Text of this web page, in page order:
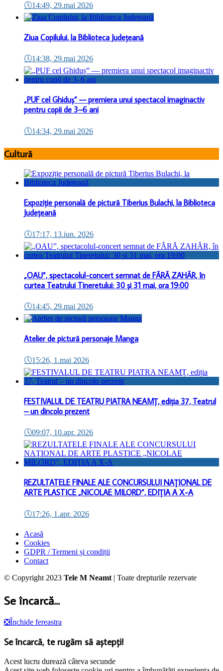
🕔14:49, 29.mai 2026
Ziua Copilului, la Biblioteca Județeană
🕔14:38, 29.mai 2026
„PUF cel Ghiduș” — premiera unui spectacol imaginactiv
pentru copii de 3–6 ani
🕔14:34, 29.mai 2026
Cultură
Expoziție personală de pictură Tiberius Bulachi, la Biblioteca
Județeană
🕔17:17, 13.iun. 2026
„OAU”, spectacolul-concert semnat de FĂRĂ ZAHĂR, în
curtea Teatrului Tineretului: 30 și 31 mai, ora 19:00
🕔14:45, 29.mai 2026
Atelier de pictură personaje Manga
🕔15:26, 1.mai 2026
FESTIVALUL DE TEATRU PIATRA NEAMȚ, ediția 37, Teatrul
– un dincolo prezent
🕔09:07, 10.apr. 2026
REZULTATELE FINALE ALE CONCURSULUI NAŢIONAL DE
ARTE PLASTICE „NICOLAE MILORD”, EDIŢIA A X-A
🕔17:26, 1.apr. 2026
Acasă
Cookies
GDPR / Termeni și condiții
Contact
© Copyright 2023 Tele M Neamt | Toate drepturile rezervate
Se încarcă...
❎Închide fereastra
Se încarcă, te rugăm să aștepți!
Acest lucru durează câteva secunde